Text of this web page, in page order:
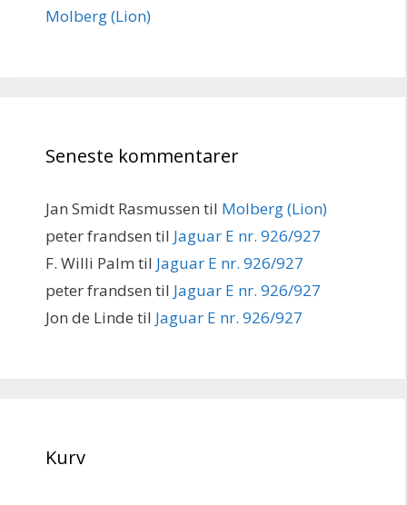
Molberg (Lion)
Seneste kommentarer
Jan Smidt Rasmussen til Molberg (Lion)
peter frandsen til Jaguar E nr. 926/927
F. Willi Palm til Jaguar E nr. 926/927
peter frandsen til Jaguar E nr. 926/927
Jon de Linde til Jaguar E nr. 926/927
Kurv